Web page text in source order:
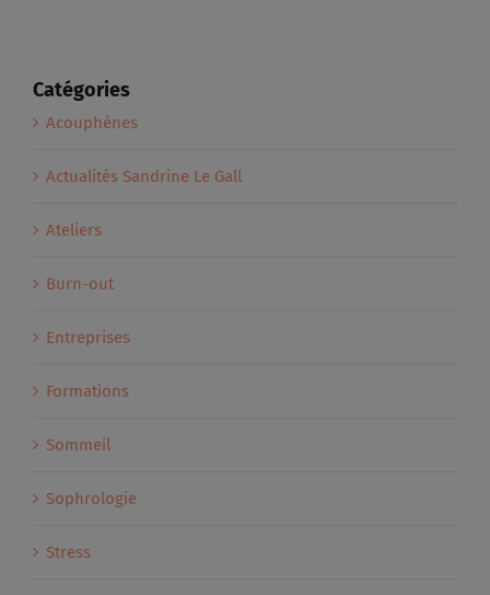
Catégories
Acouphènes
Actualités Sandrine Le Gall
Ateliers
Burn-out
Entreprises
Formations
Sommeil
Sophrologie
Stress